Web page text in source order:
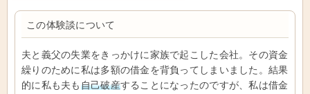
この体験談について
夫と義父の失業をきっかけに家族で起こした会社。その資金
繰りのために私は多額の借金を背負ってしまいました。結果
的に私も夫も自己破産することになったのですが、私は借金